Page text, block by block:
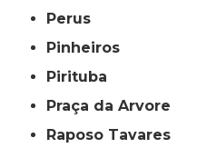
Perus
Pinheiros
Pirituba
Praça da Arvore
Raposo Tavares